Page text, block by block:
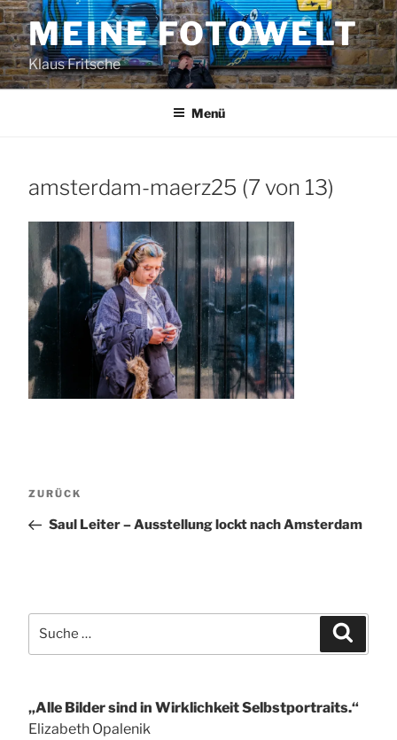
Zum
Inhalt
springenMEINE FOTOWELT
Klaus Fritsche
Menü
amsterdam-maerz25 (7 von 13)
Vorheriger
ZURÜCK
Saul Leiter – Ausstellung lockt nach Amsterdam
nach:
„Alle Bilder sind in Wirklichkeit Selbstportraits.“
Elizabeth Opalenik